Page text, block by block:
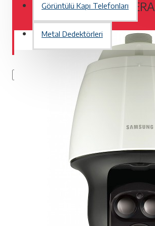
Görüntülü Kapı Telefonları
Metal Dedektörleri
DOME KAMERA